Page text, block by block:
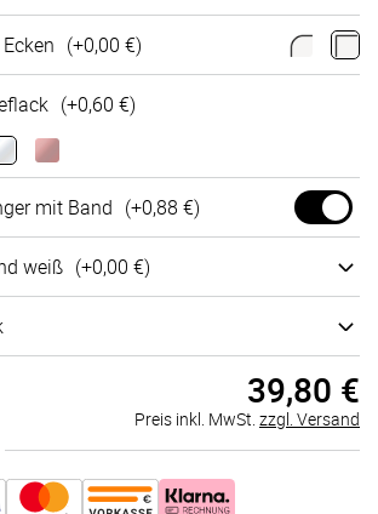
(+0,00 €)
(+0,60 €)
mit Band (+0,88 €)
weiß (+0,00 €)
39,80 €
Preis inkl. MwSt. zzgl. Versand